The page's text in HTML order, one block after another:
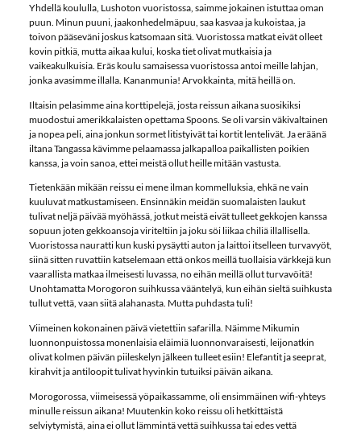
Yhdellä koululla, Lushoton vuoristossa, saimme jokainen istuttaa oman
puun. Minun puuni, jaakonhedelmäpuu, saa kasvaa ja kukoistaa, ja
toivon pääseväni joskus katsomaan sitä. Vuoristossa matkat eivät olleet
kovin pitkiä, mutta aikaa kului, koska tiet olivat mutkaisia ja
vaikeakulkuisia. Eräs koulu samaisessa vuoristossa antoi meille lahjan,
jonka avasimme illalla. Kananmunia! Arvokkainta, mitä heillä on.
Iltaisin pelasimme aina korttipelejä, josta reissun aikana suosikiksi
muodostui amerikkalaisten opettama Spoons. Se oli varsin väkivaltainen
ja nopea peli, aina jonkun sormet litistyivät tai kortit lentelivät. Ja eräänä
iltana Tangassa kävimme pelaamassa jalkapalloa paikallisten poikien
kanssa, ja voin sanoa, ettei meistä ollut heille mitään vastusta.
Tietenkään mikään reissu ei mene ilman kommelluksia, ehkä ne vain
kuuluvat matkustamiseen. Ensinnäkin meidän suomalaisten laukut
tulivat neljä päivää myöhässä, jotkut meistä eivät tulleet gekkojen kanssa
sopuun joten gekkoansoja viriteltiin ja joku söi liikaa chiliä illallisella.
Vuoristossa nauratti kun kuski pysäytti auton ja laittoi itselleen turvavyöt,
siinä sitten ruvattiin katselemaan että onkos meillä tuollaisia värkkejä kun
vaarallista matkaa ilmeisesti luvassa, no eihän meillä ollut turvavöitä!
Unohtamatta Morogoron suihkussa vääntelyä, kun eihän sieltä suihkusta
tullut vettä, vaan siitä alahanasta. Mutta puhdasta tuli!
Viimeinen kokonainen päivä vietettiin safarilla. Näimme Mikumin
luonnonpuistossa monenlaisia eläimiä luonnonvaraisesti, leijonatkin
olivat kolmen päivän piileskelyn jälkeen tulleet esiin! Elefantit ja seeprat,
kirahvit ja antiloopit tulivat hyvinkin tutuiksi päivän aikana.
Morogorossa, viimeisessä yöpaikassamme, oli ensimmäinen wifi-yhteys
minulle reissun aikana! Muutenkin koko reissu oli hetkittäistä
selviytymistä, aina ei ollut lämmintä vettä suihkussa tai edes vettä